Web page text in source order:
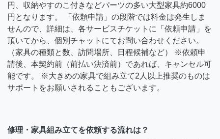
円、収納やすのこ付きなどパーツの多い大型家具約6000
円となります。 「依頼申請」の段階では料金は発生しま
せんので、詳細は、各サービスチケットに「依頼申請」を
頂いてから、個別チャットにてお問い合わせください。
（家具の種類と数、訪問場所、日程候補など） ※依頼申
請後、本契約前（前払い決済前）であれば、キャンセル可
能です。 ※大きめの家具で組み立て2人以上推奨のものは
サポートをお願いされることもございます。
修理・家具組み立てを依頼する流れは？